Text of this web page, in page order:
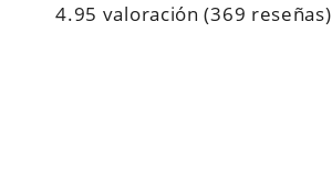
4.95 valoración (369 reseñas)